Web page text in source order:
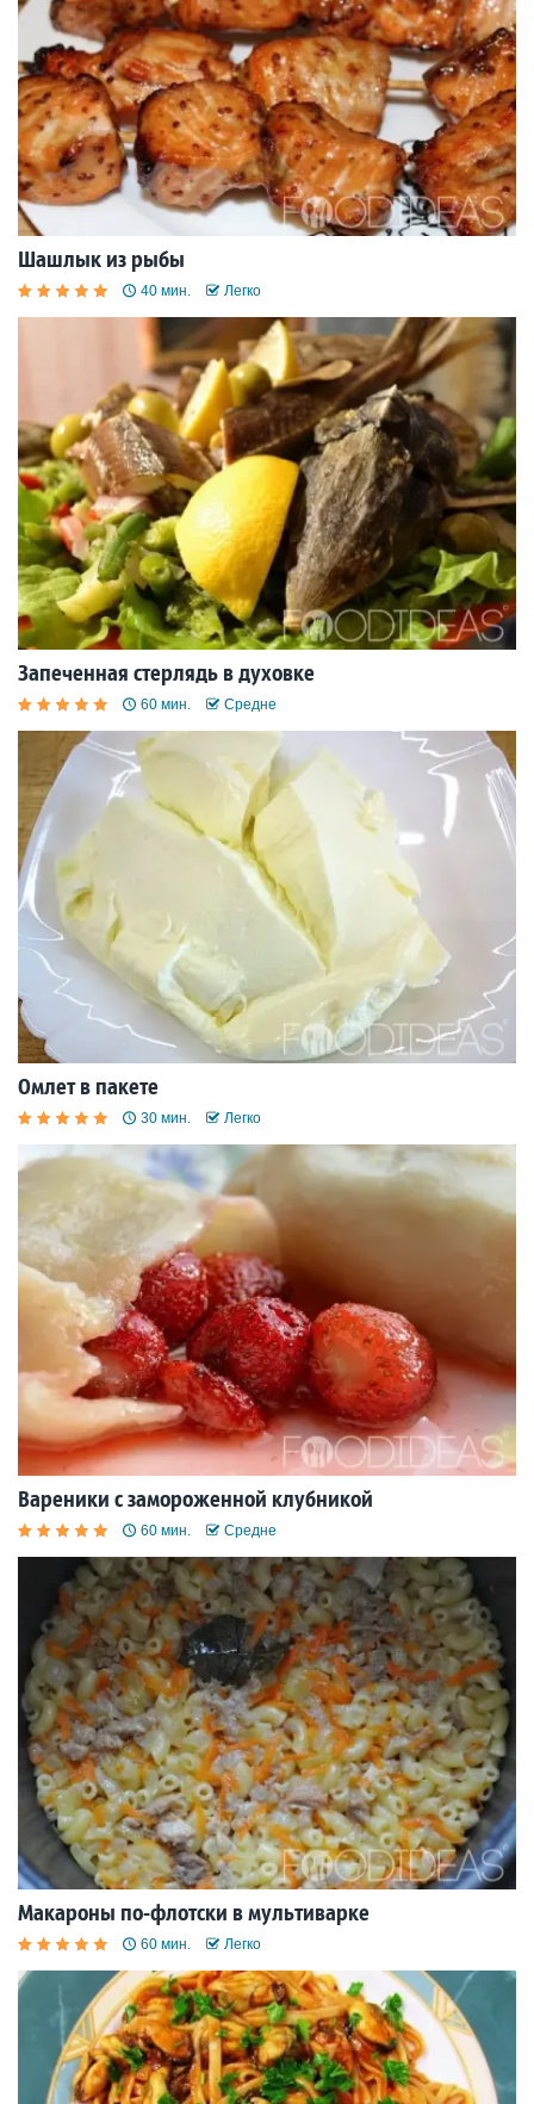
Шашлык из рыбы
40 мин. Легко
Запеченная стерлядь в духовке
60 мин. Средне
Омлет в пакете
30 мин. Легко
Вареники с замороженной клубникой
60 мин. Средне
Макароны по-флотски в мультиварке
60 мин. Легко